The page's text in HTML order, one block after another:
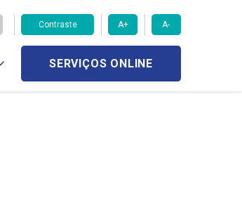
Contraste A+ A-
SERVIÇOS ONLINE